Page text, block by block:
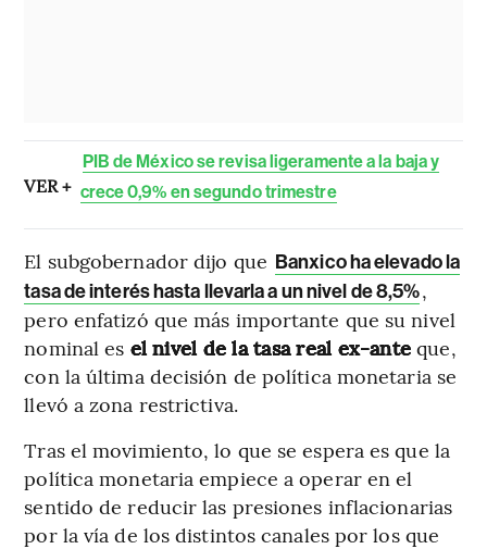
VER +
PIB de México se revisa ligeramente a la baja y
crece 0,9% en segundo trimestre
El subgobernador dijo que Banxico ha elevado la
tasa de interés hasta llevarla a un nivel de 8,5%,
pero enfatizó que más importante que su nivel
nominal es el nivel de la tasa real ex-ante que,
con la última decisión de política monetaria se
llevó a zona restrictiva.
Tras el movimiento, lo que se espera es que la
política monetaria empiece a operar en el
sentido de reducir las presiones inflacionarias
por la vía de los distintos canales por los que